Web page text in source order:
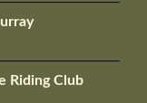
Riding Club